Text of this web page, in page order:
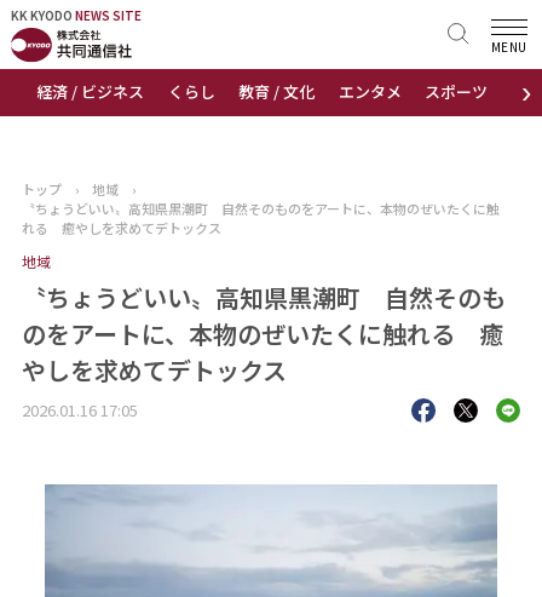
KK KYODO NEWS SITE
›
経済 / ビジネス くらし 教育 / 文化 エンタメ スポーツ 地域
MENU
KK KYODONEWS SITE
トップページ
ニュース
おすすめコンテンツ
出版物
会社概要
トップ › 地域
›
〝ちょうどいい〟高知県黒潮町 自然そのものをアートに、本物のぜいたくに触
れる 癒やしを求めてデトックス
地域
〝ちょうどいい〟高知県黒潮町 自然そのも
のをアートに、本物のぜいたくに触れる 癒
やしを求めてデトックス
2026.01.16 17:05